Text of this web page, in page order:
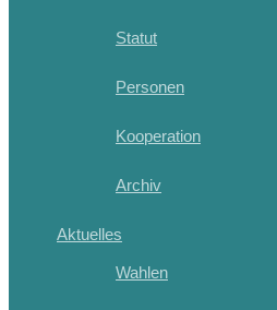
Statut
Personen
Kooperation
Archiv
Aktuelles
Wahlen